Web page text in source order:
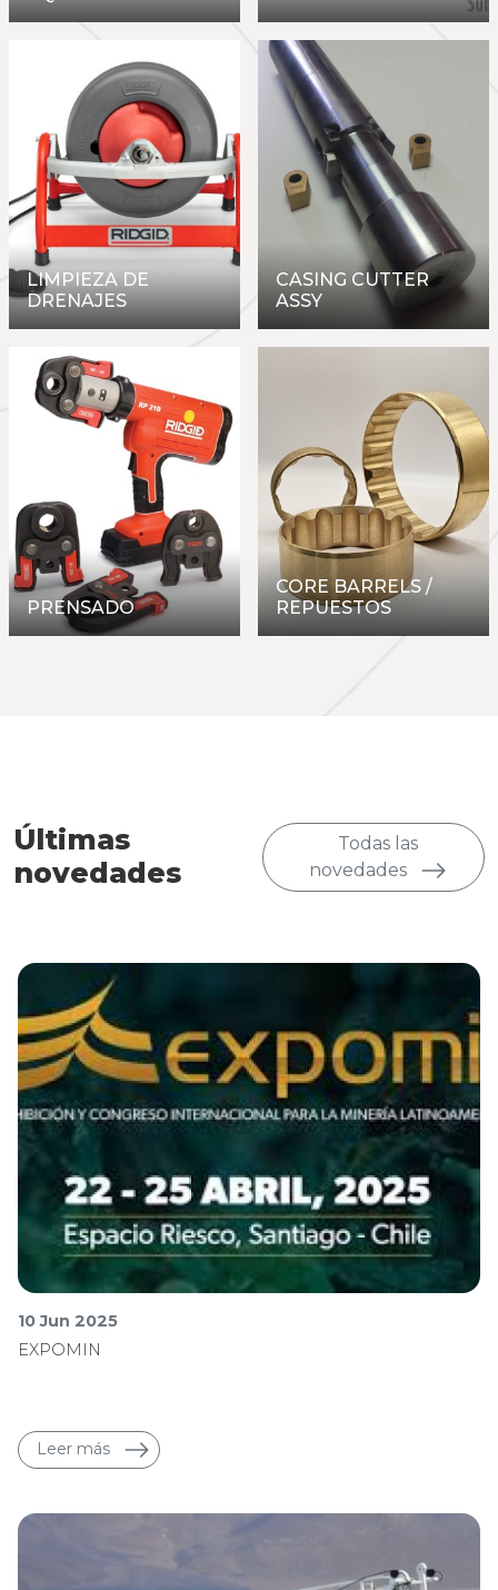
LIMPIEZA DE
DRENAJES
CASING CUTTER
ASSY
PRENSADO
CORE BARRELS /
REPUESTOS
Últimas
novedades
Todas las
novedades
10 Jun 2025
EXPOMIN
Leer más